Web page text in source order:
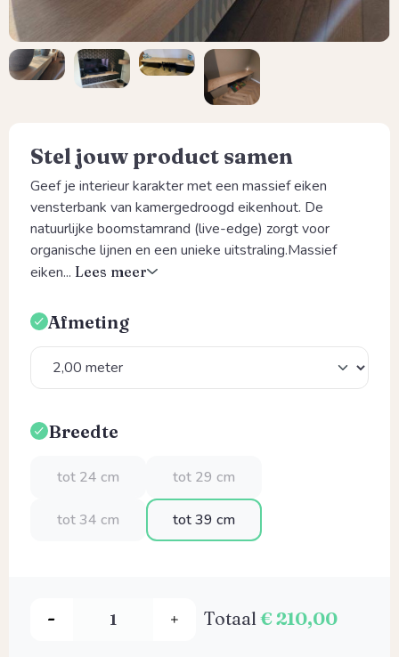
Stel jouw product samen
Geef je interieur karakter met een massief eiken
vensterbank van kamergedroogd eikenhout. De
natuurlijke boomstamrand (live-edge) zorgt voor
organische lijnen en een unieke uitstraling.Massief
eiken... Lees meer
Selecteer
Afmeting
Selecteer
Breedte
tot 24 cm tot 29 cm
tot 34 cm tot 39 cm
Totaal € 210,00